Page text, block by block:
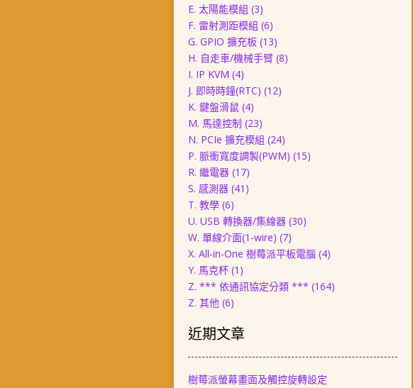
E. 太陽能模組 (3)
F. 雷射測距模組 (6)
G. GPIO 擴充板 (13)
H. 自走車/機械手臂 (8)
I. IP KVM (4)
J. 即時時鐘(RTC) (12)
K. 鍵盤滑鼠 (4)
M. 馬達控制 (23)
N. PCIe 擴充模組 (24)
P. 脈衝寬度調製(PWM) (15)
R. 繼電器 (17)
S. 感測器 (41)
T. 教學 (6)
U. USB 轉換器/集線器 (30)
W. 單線介面(1-wire) (7)
X. All-in-One 樹莓派平板電腦 (4)
Y. 馬克杯 (1)
Z. *** 依通訊協定分類 *** (164)
Z. 其他 (6)
近期文章
樹莓派螢幕畫面及觸控旋轉設定